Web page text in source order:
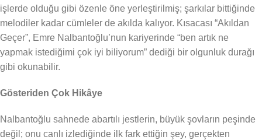
işlerde olduğu gibi özenle öne yerleştirilmiş; şarkılar bittiğinde
melodiler kadar cümleler de akılda kalıyor. Kısacası “Akıldan
Geçer”, Emre Nalbantoğlu’nun kariyerinde “ben artık ne
yapmak istediğimi çok iyi biliyorum” dediği bir olgunluk durağı
gibi okunabilir.
Gösteriden Çok Hikâye
Nalbantoğlu sahnede abartılı jestlerin, büyük şovların peşinde
değil; onu canlı izlediğinde ilk fark ettiğin şey, gerçekten